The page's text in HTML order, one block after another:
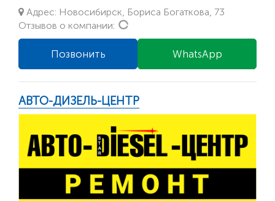
Адрес: Новосибирск, Бориса Богаткова, 73
Отзывов о компании:
WhatsApp
Позвонить
АВТО-ДИЗЕЛЬ-ЦЕНТР